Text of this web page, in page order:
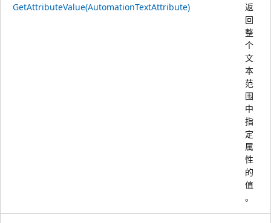
GetAttributeValue(AutomationTextAttribute)
返
回
整
个
文
本
范
围
中
指
定
属
性
的
值
。